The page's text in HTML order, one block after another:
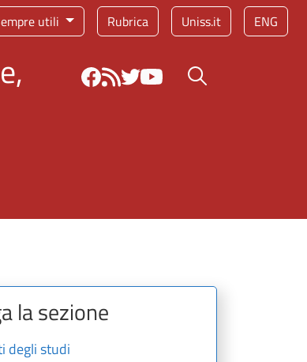
utili Rubrica Uniss.it ENG
Bottone cerca
la sezione
degli studi